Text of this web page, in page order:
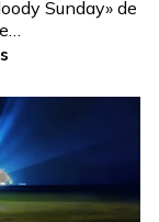
Sunday» de